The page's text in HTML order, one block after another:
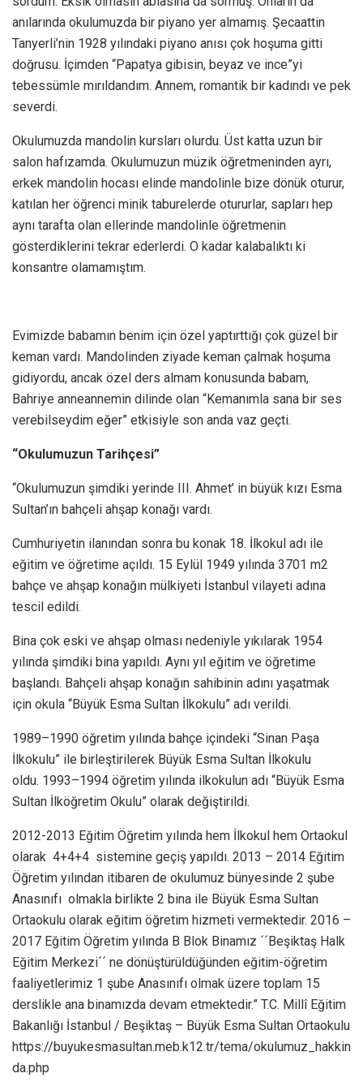
anılarında okulumuzda bir piyano yer almamış. Şecaattin
Tanyerli’nin 1928 yılındaki piyano anısı çok hoşuma gitti
doğrusu. İçimden “Papatya gibisin, beyaz ve ince”yi
tebessümle mırıldandım. Annem, romantik bir kadındı ve pek
severdi.
Okulumuzda mandolin kursları olurdu. Üst katta uzun bir
salon hafızamda. Okulumuzun müzik öğretmeninden ayrı,
erkek mandolin hocası elinde mandolinle bize dönük oturur,
katılan her öğrenci minik taburelerde otururlar, sapları hep
aynı tarafta olan ellerinde mandolinle öğretmenin
gösterdiklerini tekrar ederlerdi. O kadar kalabalıktı ki
konsantre olamamıştım.
Evimizde babamın benim için özel yaptırttığı çok güzel bir
keman vardı. Mandolinden ziyade keman çalmak hoşuma
gidiyordu, ancak özel ders almam konusunda babam,
Bahriye anneannemin dilinde olan “Kemanımla sana bir ses
verebilseydim eğer” etkisiyle son anda vaz geçti.
“Okulumuzun Tarihçesi”
“Okulumuzun şimdiki yerinde III. Ahmet’ in büyük kızı Esma
Sultan’ın bahçeli ahşap konağı vardı.
Cumhuriyetin ilanından sonra bu konak 18. İlkokul adı ile
eğitim ve öğretime açıldı. 15 Eylül 1949 yılında 3701 m2
bahçe ve ahşap konağın mülkiyeti İstanbul vilayeti adına
tescil edildi.
Bina çok eski ve ahşap olması nedeniyle yıkılarak 1954
yılında şimdiki bina yapıldı. Aynı yıl eğitim ve öğretime
başlandı. Bahçeli ahşap konağın sahibinin adını yaşatmak
için okula “Büyük Esma Sultan İlkokulu” adı verildi.
1989–1990 öğretim yılında bahçe içindeki “Sinan Paşa
İlkokulu” ile birleştirilerek Büyük Esma Sultan İlkokulu
oldu. 1993–1994 öğretim yılında ilkokulun adı “Büyük Esma
Sultan İlköğretim Okulu” olarak değiştirildi.
2012-2013 Eğitim Öğretim yılında hem İlkokul hem Ortaokul
olarak 4+4+4 sistemine geçiş yapıldı. 2013 – 2014 Eğitim
Öğretim yılından itibaren de okulumuz bünyesinde 2 şube
Anasınıfı olmakla birlikte 2 bina ile Büyük Esma Sultan
Ortaokulu olarak eğitim öğretim hizmeti vermektedir. 2016 –
2017 Eğitim Öğretim yılında B Blok Binamız ´´Beşiktaş Halk
Eğitim Merkezi´´ ne dönüştürüldüğünden eğitim-öğretim
faaliyetlerimiz 1 şube Anasınıfı olmak üzere toplam 15
derslikle ana binamızda devam etmektedir.” T.C. Millî Eğitim
Bakanlığı İstanbul / Beşiktaş – Büyük Esma Sultan Ortaokulu
https://buyukesmasultan.meb.k12.tr/tema/okulumuz_hakkin
da.php